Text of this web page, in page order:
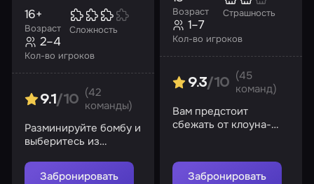
Возраст
16+
Сложность
Кол-во игроков
2–4
9.1/10
(42
команды)
Разминируйте бомбу и
выберитесь из
Забронировать
Возраст Страшность
Кол-во игроков
1–7
9.3/10
(45
команд)
Вам предстоит
сбежать от клоуна-
распилить вас
Забронировать